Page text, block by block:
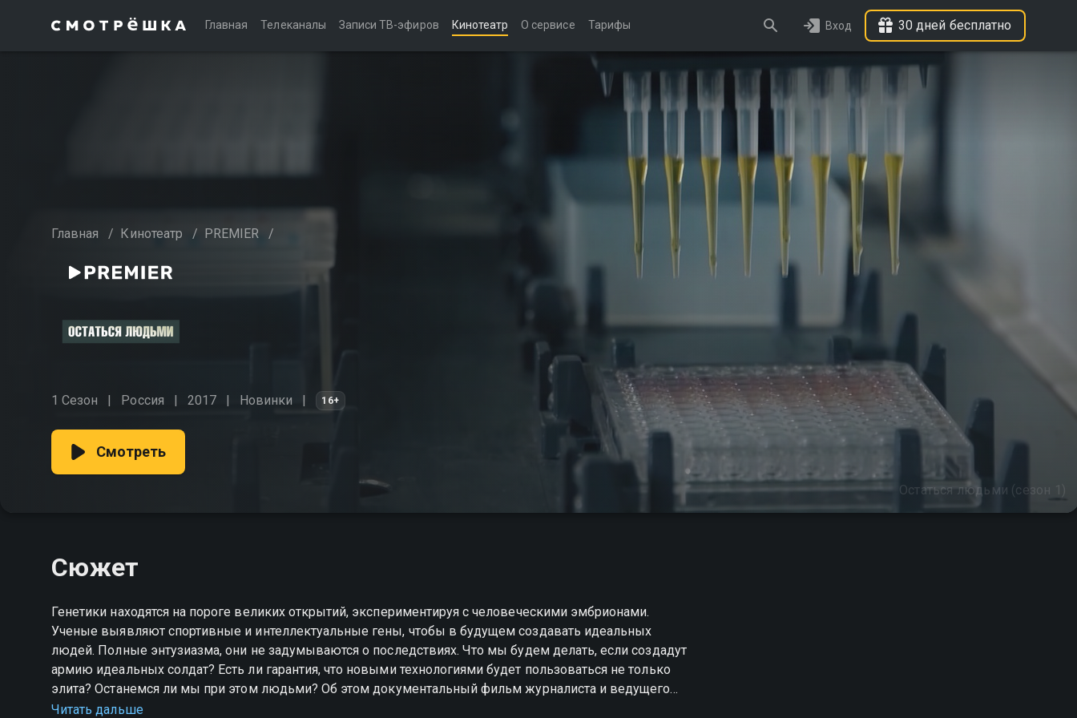
Главная Телеканалы Записи ТВ-эфиров Кинотеатр О сервисе Тарифы Вход 30 дней бесплатно
Главная / Кинотеатр / PREMIER /
1 Сезон Россия 2017 Новинки 16+
Остаться людьми (сезон 1)
Смотреть
Сюжет
Генетики находятся на пороге великих открытий, экспериментируя с человеческими эмбрионами.
Ученые выявляют спортивные и интеллектуальные гены, чтобы в будущем создавать идеальных
людей. Полные энтузиазма, они не задумываются о последствиях. Что мы будем делать, если создадут
армию идеальных солдат? Есть ли гарантия, что новыми технологиями будет пользоваться не только
элита? Останемся ли мы при этом людьми? Об этом документальный фильм журналиста и ведущего
НТВ Кирилла Позднякова.
Читать дальше